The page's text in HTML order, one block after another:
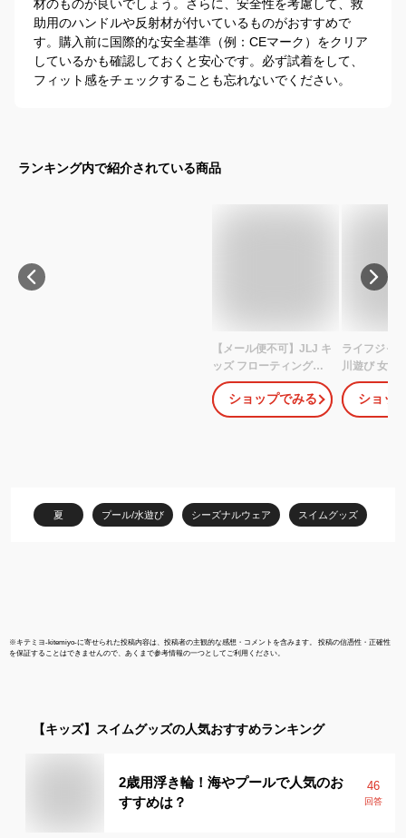
材のものが良いでしょう。さらに、安全性を考慮して、救
助用のハンドルや反射材が付いているものがおすすめで
す。購入前に国際的な安全基準（例：CEマーク）をクリア
しているかも確認しておくと安心です。必ず試着をして、
フィット感をチェックすることも忘れないでください。
ランキング内で紹介されている商品
【メール便不可】JLJ キ
ッズ フローティングベ
スト 海 プール キャンプ
川遊び レジャー ライフ
ジャケット 浮力補助 レ
140cm 150cm ビーチグ
ッズ【2222】
ショップでみる
ライフジャ
川遊び 女の
ローティン
ッズ ジュニ
JLJ 122484
川遊び 水遊
ケル 防災
ショッ
夏 プール/水遊び シーズナルウェア スイムグッズ
※キテミヨ-kitemiyo-に寄せられた投稿内容は、投稿者の主観的な感想・コメントを含みます。 投稿の信憑性・正確性
を保証することはできませんので、あくまで参考情報の一つとしてご利用ください。
【キッズ】 スイムグッズの人気おすすめランキング
2歳用浮き輪！海やプールで人気のお
すすめは？
46
回答